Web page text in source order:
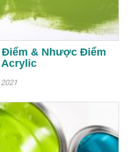
& Nhược Điểm